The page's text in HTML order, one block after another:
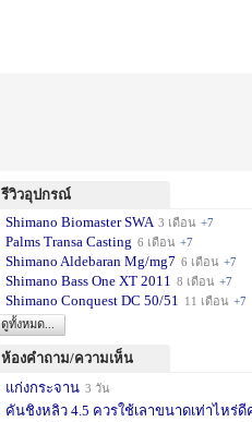
รีวิวอุปกรณ์
Shimano Biomaster SWA 3 เดือน +7
Palms Transa Casting 6 เดือน +7
Shimano Aldebaran Mg/mg7 6 เดือน +7
Shimano Bass One XT 2011 8 เดือน +7
Shimano Conquest DC 50/51 11 เดือน +7
ดูทั้งหมด...
ห้องคำถาม/ความเห็น
แก่งกระจาน 3 วัน
คันชิงหลิว 4.5 ควรใช้เลาขนาดเท่าไหร่ดี